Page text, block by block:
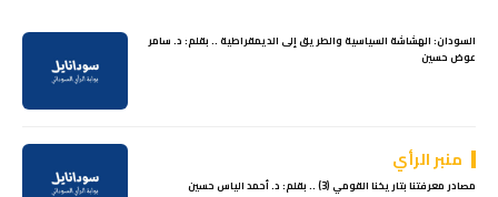
السودان: الهشاشة السياسية والطريق إلى الديمقراطية .. بقلم: د. سامر
عوض حسين
منبر الرأي
مصادر معرفتنا بتاريخنا القومي (3) .. بقلم: د. أحمد الياس حسين